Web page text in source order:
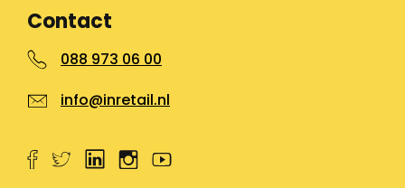
Contact
088 973 06 00
info@inretail.nl